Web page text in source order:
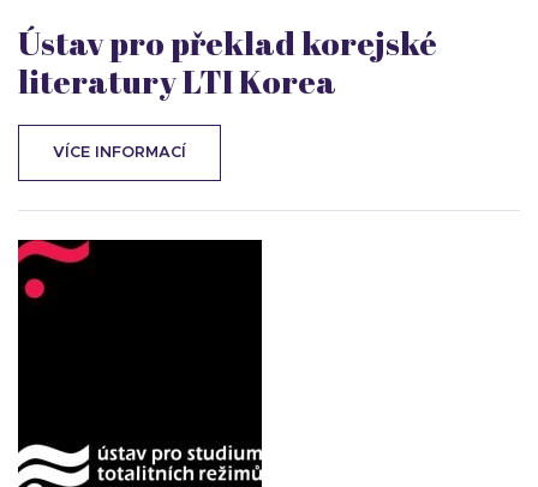
Ústav pro překlad korejské
literatury LTI Korea
VÍCE INFORMACÍ